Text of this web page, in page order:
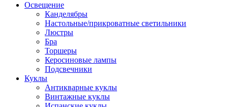
Освещение
Канделябры
Настольные/прикроватные светильники
Люстры
Бра
Торшеры
Керосиновые лампы
Подсвечники
Куклы
Антикварные куклы
Винтажные куклы